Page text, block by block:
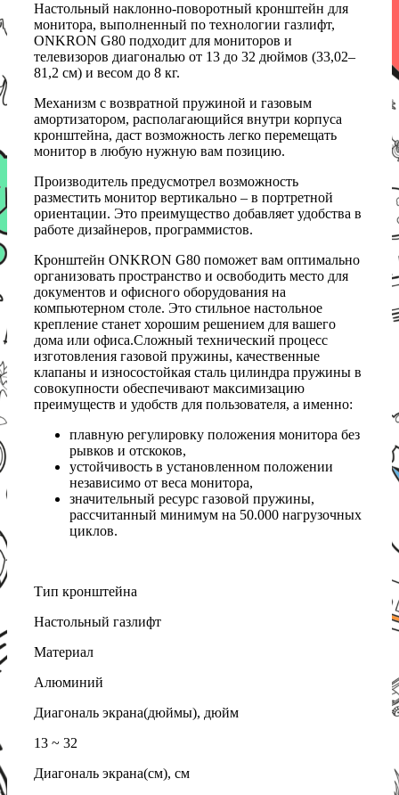
Настольный наклонно-поворотный кронштейн для
монитора, выполненный по технологии газлифт,
ONKRON G80 подходит для мониторов и
телевизоров диагональю от 13 до 32 дюймов (33,02–
81,2 см) и весом до 8 кг.
Механизм с возвратной пружиной и газовым
амортизатором, располагающийся внутри корпуса
кронштейна, даст возможность легко перемещать
монитор в любую нужную вам позицию.
Производитель предусмотрел возможность
разместить монитор вертикально – в портретной
ориентации. Это преимущество добавляет удобства в
работе дизайнеров, программистов.
Кронштейн ONKRON G80 поможет вам оптимально
организовать пространство и освободить место для
документов и офисного оборудования на
компьютерном столе. Это стильное настольное
крепление станет хорошим решением для вашего
дома или офиса.Сложный технический процесс
изготовления газовой пружины, качественные
клапаны и износостойкая сталь цилиндра пружины в
совокупности обеспечивают максимизацию
преимуществ и удобств для пользователя, а именно:
плавную регулировку положения монитора без
рывков и отскоков,
устойчивость в установленном положении
независимо от веса монитора,
значительный ресурс газовой пружины,
рассчитанный минимум на 50.000 нагрузочных
циклов.
Тип кронштейна
Настольный газлифт
Материал
Алюминий
Диагональ экрана(дюймы), дюйм
13 ~ 32
Диагональ экрана(см), см